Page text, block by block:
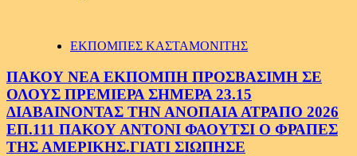
ΕΚΠΟΜΠΕΣ ΚΑΣΤΑΜΟΝΙΤΗΣ
ΠΑΚΟΥ ΝΕΑ ΕΚΠΟΜΠΗ ΠΡΟΣΒΑΣΙΜΗ ΣΕ
ΟΛΟΥΣ ΠΡΕΜΙΕΡΑ ΣΗΜΕΡΑ 23.15
ΔΙΑΒΑΙΝΟΝΤΑΣ ΤΗΝ ΑΝΟΠΑΙΑ ΑΤΡΑΠΟ 2026
ΕΠ.111 ΠΑΚΟΥ ΑΝΤΟΝΙ ΦΑΟΥΤΣΙ Ο ΦΡΑΠΕΣ
ΤΗΣ ΑΜΕΡΙΚΗΣ.ΓΙΑΤΙ ΣΙΩΠΗΣΕ